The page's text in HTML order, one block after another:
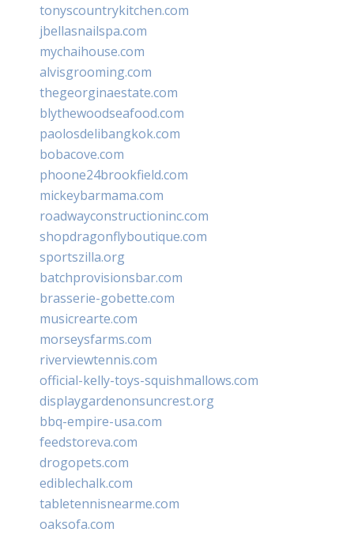
tonyscountrykitchen.com
jbellasnailspa.com
mychaihouse.com
alvisgrooming.com
thegeorginaestate.com
blythewoodseafood.com
paolosdelibangkok.com
bobacove.com
phoone24brookfield.com
mickeybarmama.com
roadwayconstructioninc.com
shopdragonflyboutique.com
sportszilla.org
batchprovisionsbar.com
brasserie-gobette.com
musicrearte.com
morseysfarms.com
riverviewtennis.com
official-kelly-toys-squishmallows.com
displaygardenonsuncrest.org
bbq-empire-usa.com
feedstoreva.com
drogopets.com
ediblechalk.com
tabletennisnearme.com
oaksofa.com